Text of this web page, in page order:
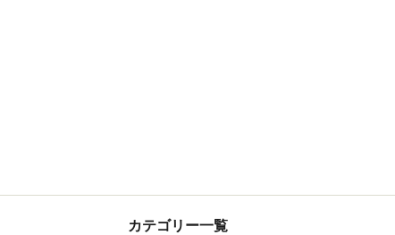
カテゴリー一覧